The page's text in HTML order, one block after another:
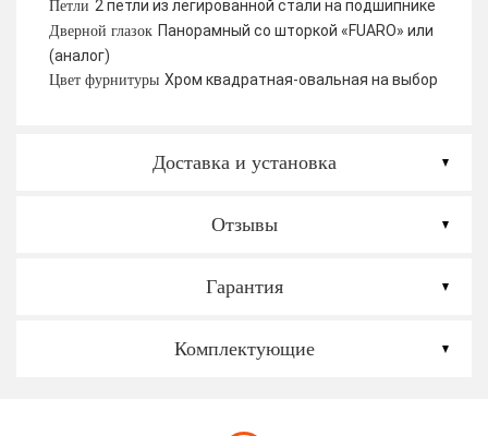
Петли 2 петли из легированной стали на подшипнике
Дверной глазок Панорамный со шторкой «FUARO» или
(аналог)
Цвет фурнитуры Хром квадратная-овальная на выбор
Доставка и установка
Отзывы
Гарантия
Комплектующие